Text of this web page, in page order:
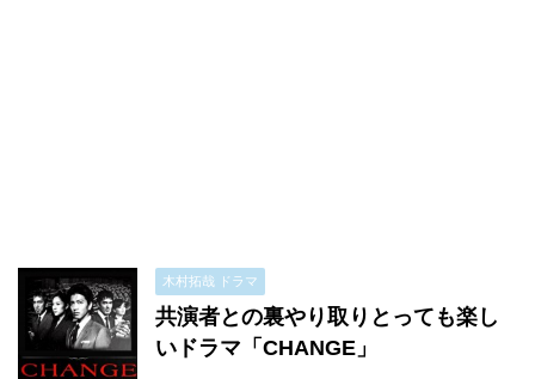
木村拓哉 ドラマ
共演者との裏やり取りとっても楽し
いドラマ「CHANGE」